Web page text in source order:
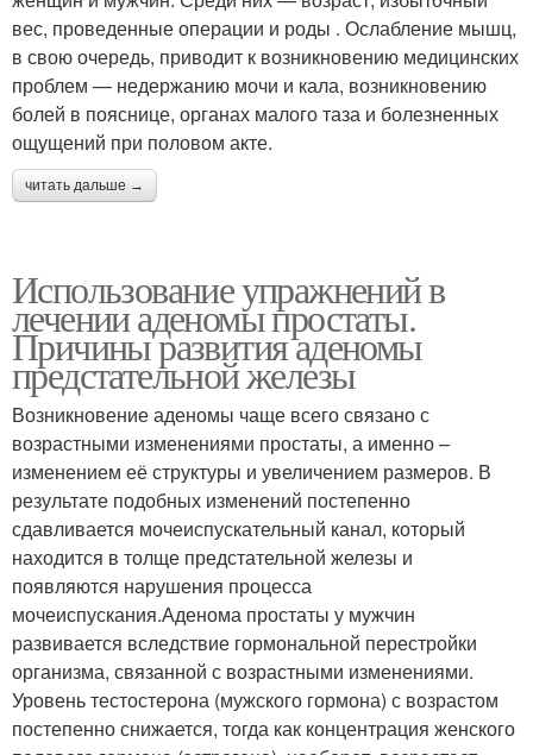
вес, проведенные операции и роды . Ослабление мышц,
в свою очередь, приводит к возникновению медицинских
проблем — недержанию мочи и кала, возникновению
болей в пояснице, органах малого таза и болезненных
ощущений при половом акте.
читать дальше →
Использование упражнений в
лечении аденомы простаты.
Причины развития аденомы
предстательной железы
Возникновение аденомы чаще всего связано с
возрастными изменениями простаты, а именно –
изменением её структуры и увеличением размеров. В
результате подобных изменений постепенно
сдавливается мочеиспускательный канал, который
находится в толще предстательной железы и
появляются нарушения процесса
мочеиспускания.Аденома простаты у мужчин
развивается вследствие гормональной перестройки
организма, связанной с возрастными изменениями.
Уровень тестостерона (мужского гормона) с возрастом
постепенно снижается, тогда как концентрация женского